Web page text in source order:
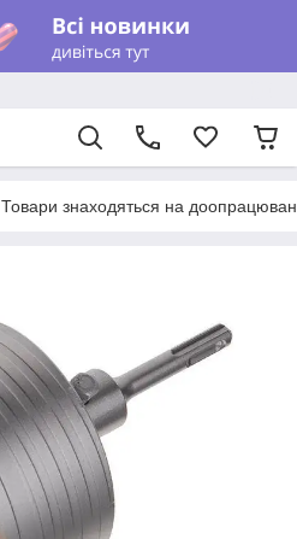
Товари знаходяться на